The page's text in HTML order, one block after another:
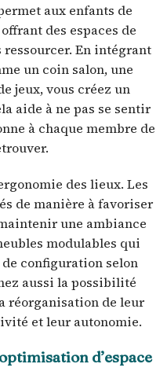
aux enfants de
des espaces de
ressourcer. En intégrant
un coin salon, une
jeux, vous créez un
aide à ne pas se sentir
à chaque membre de
des lieux. Les
de manière à favoriser
une ambiance
modulables qui
configuration selon
aussi la possibilité
réorganisation de leur
et leur autonomie.
d’espace